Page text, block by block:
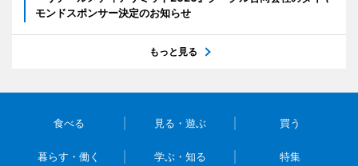
モンドスポンサー決定のお知らせ
もっと見る
食べる 見る・遊ぶ 買う
暮らす・働く 学ぶ・知る 特集